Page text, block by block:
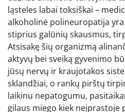
ląsteles labai toksiškai –
alkoholinė polineuropatija
stiprius galūnių skausmus,
Atsisakę šių organizmą
aktyvų bei sveiką gyvenimo
jūsų nervų ir kraujotakos
sklandžiai, o rankų pirštų
laikinu nepatogumu,
gilaus miego kiek neįprastoje